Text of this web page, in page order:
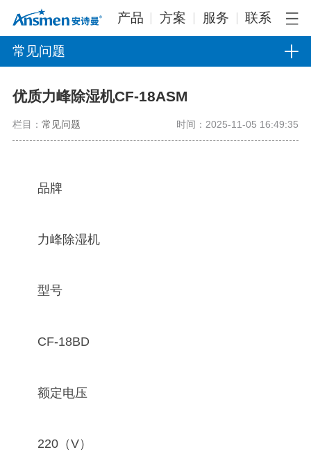
产品 方案 服务 联系
常见问题
优质力峰除湿机CF-18ASM
栏目： 常见问题 时间：2025-11-05 16:49:35
品牌
力峰除湿机
型号
CF-18BD
额定电压
220（V）